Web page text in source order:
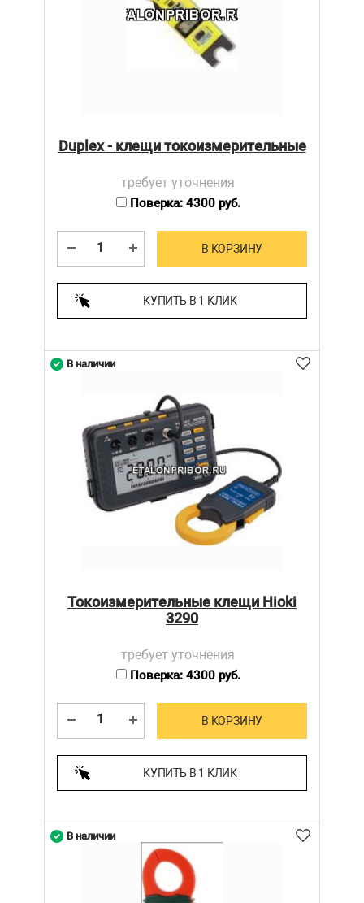
Duplex - клещи токоизмерительные
требует уточнения
Поверка: 4300 руб.
В КОРЗИНУ
КУПИТЬ В 1 КЛИК
Токоизмерительные клещи Hioki
3290
требует уточнения
Поверка: 4300 руб.
В КОРЗИНУ
КУПИТЬ В 1 КЛИК
В наличии
В наличии